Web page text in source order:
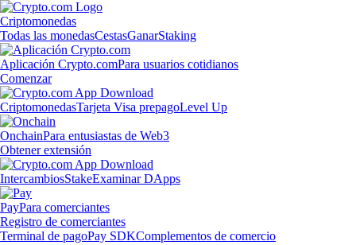
Criptomonedas
Todas las monedasCestasGanarStaking
Aplicación Crypto.comPara usuarios cotidianos
Comenzar
CriptomonedasTarjeta Visa prepagoLevel Up
OnchainPara entusiastas de Web3
Obtener extensión
IntercambiosStakeExaminar DApps
PayPara comerciantes
Registro de comerciantes
Terminal de pagoPay SDKComplementos de comercio